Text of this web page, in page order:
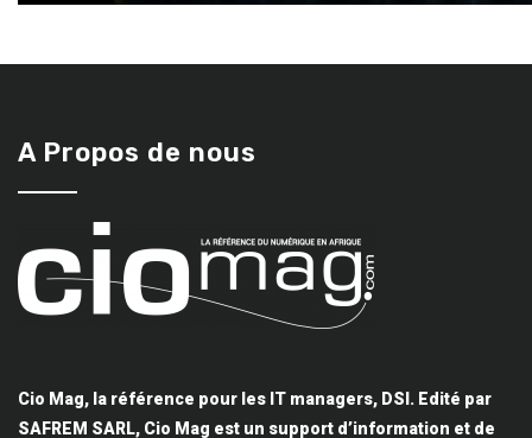
A Propos de nous
Cio Mag, la référence pour les IT managers, DSI. Edité par
SAFREM SARL, Cio Mag est un support d’information et de